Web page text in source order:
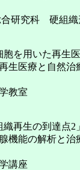
研究科 硬組織
胞を用いた再生
生医療と自然治
教室
再生の到達点2」
機能の解析と治
講座